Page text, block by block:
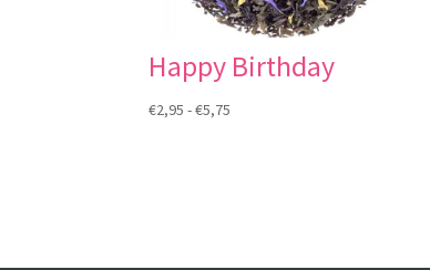
Happy Birthday
€2,95 -€5,75